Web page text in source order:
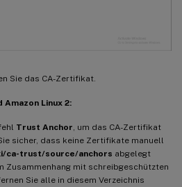
Sie das CA-Zertifikat.
Amazon Linux 2:
Trust Anchor , um das CA-Zertifikat
sicher, dass keine Zertifikate manuell
ca-trust/source/anchors abgelegt
Zusammenhang mit schreibgeschützten
Sie alle in diesem Verzeichnis